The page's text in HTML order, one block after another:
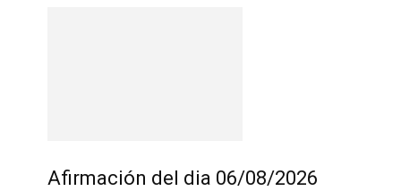
Afirmación del dia 06/08/2026